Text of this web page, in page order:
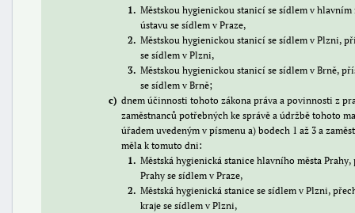
1
Městskou hygienickou stanicí se sídlem v
ústavu se sídlem v Praze,
2
Městskou hygienickou stanicí se sídlem v Plzni,
se sídlem v Plzni,
3 Městskou hygienickou stanicí se sídlem v Brně,
se sídlem v Brně;
c
dnem účinnosti tohoto zákona práva a povinnosti z
zaměstnanců potřebných ke správě a údržbě tohoto
úřadem uvedeným v písmenu a) bodech 1 až 3 a
měla k tomuto dni:
1
Městská hygienická stanice hlavního města
Prahy se sídlem v Praze,
2
Městská hygienická stanice se sídlem v Plzni,
kraje se sídlem v Plzni,